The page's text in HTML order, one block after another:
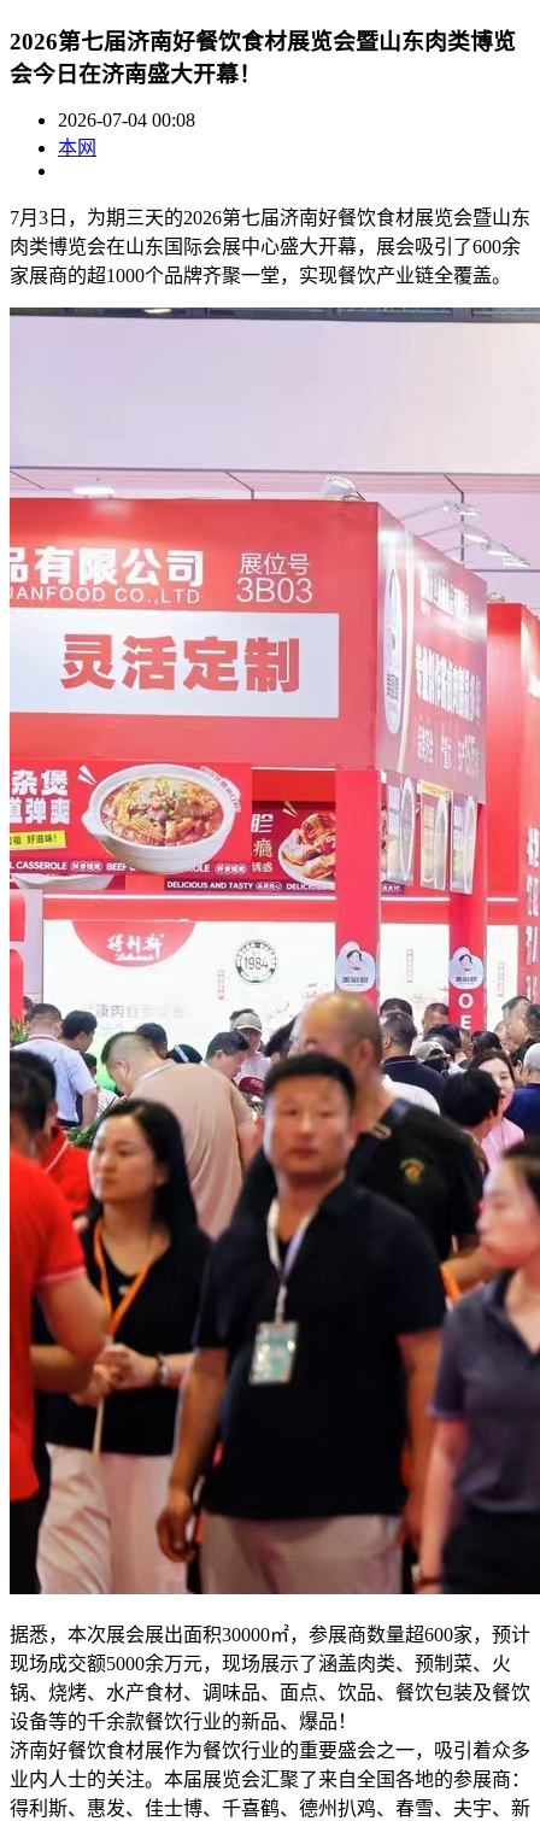
2026第七届济南好餐饮食材展览会暨山东肉类博览
会今日在济南盛大开幕！
2026-07-04 00:08
本网
7月3日，为期三天的2026第七届济南好餐饮食材展览会暨山东
肉类博览会在山东国际会展中心盛大开幕，展会吸引了600余
家展商的超1000个品牌齐聚一堂，实现餐饮产业链全覆盖。
据悉，本次展会展出面积30000㎡，参展商数量超600家，预计
现场成交额5000余万元，现场展示了涵盖肉类、预制菜、火
锅、烧烤、水产食材、调味品、面点、饮品、餐饮包装及餐饮
设备等的千余款餐饮行业的新品、爆品！
济南好餐饮食材展作为餐饮行业的重要盛会之一，吸引着众多
业内人士的关注。本届展览会汇聚了来自全国各地的参展商：
得利斯、惠发、佳士博、千喜鹤、德州扒鸡、春雪、夫宇、新